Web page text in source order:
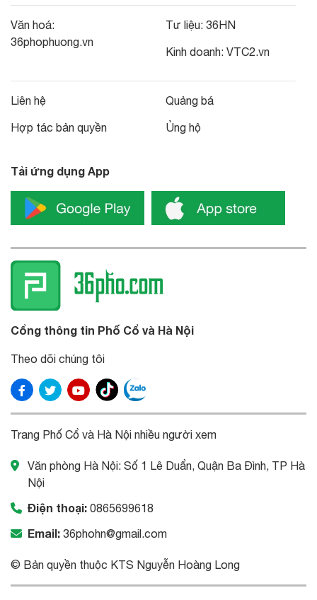
Văn hoá:
36phophuong.vn
Tư liệu: 36HN
Kinh doanh: VTC2.vn
Liên hệ
Hợp tác bản quyền
Quảng bá
Ủng hộ
Tải ứng dụng App
Cổng thông tin Phố Cổ và Hà Nội
Theo dõi chúng tôi
Trang Phố Cổ và Hà Nội nhiều người xem
Văn phòng Hà Nội: Số 1 Lê Duẩn, Quận Ba Đình, TP Hà
Nội
Điện thoại: 0865699618
Email: 36phohn@gmail.com
© Bản quyền thuộc KTS Nguyễn Hoàng Long